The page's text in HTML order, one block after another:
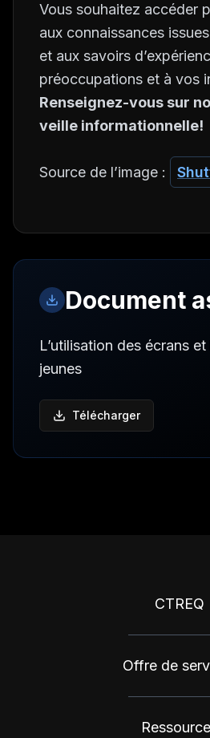
Vous souhaitez accéder
aux connaissances
et aux savoirs
préoccupations et à vos
Renseignez-vous sur
veille informationnelle!
Source de l’image :
Document
L’utilisation des écrans
jeunes
Télécharger
CTREQ
Offre de